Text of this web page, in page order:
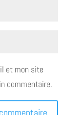
et mon site
commentaire.